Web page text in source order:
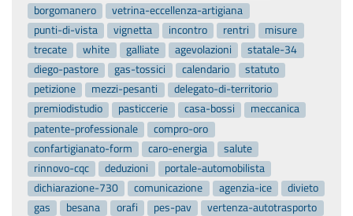
borgomanero
vetrina-eccellenza-artigiana
punti-di-vista
vignetta incontro rentri
misure
trecate
white galliate agevolazioni
statale-34
diego-pastore
gas-tossici calendario
statuto
petizione
mezzi-pesanti
delegato-di-territorio
premiodistudio
pasticcerie casa-bossi
meccanica
patente-professionale
compro-oro
confartigianato-form
caro-energia
salute
rinnovo-cqc
deduzioni
portale-automobilista
dichiarazione-730
comunicazione agenzia-ice
divieto
gas
besana orafi pes-pav
vertenza-autotrasporto